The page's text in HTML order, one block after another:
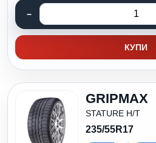
КУПИ
GRIPMAX
STATURE H/T
235/55R17